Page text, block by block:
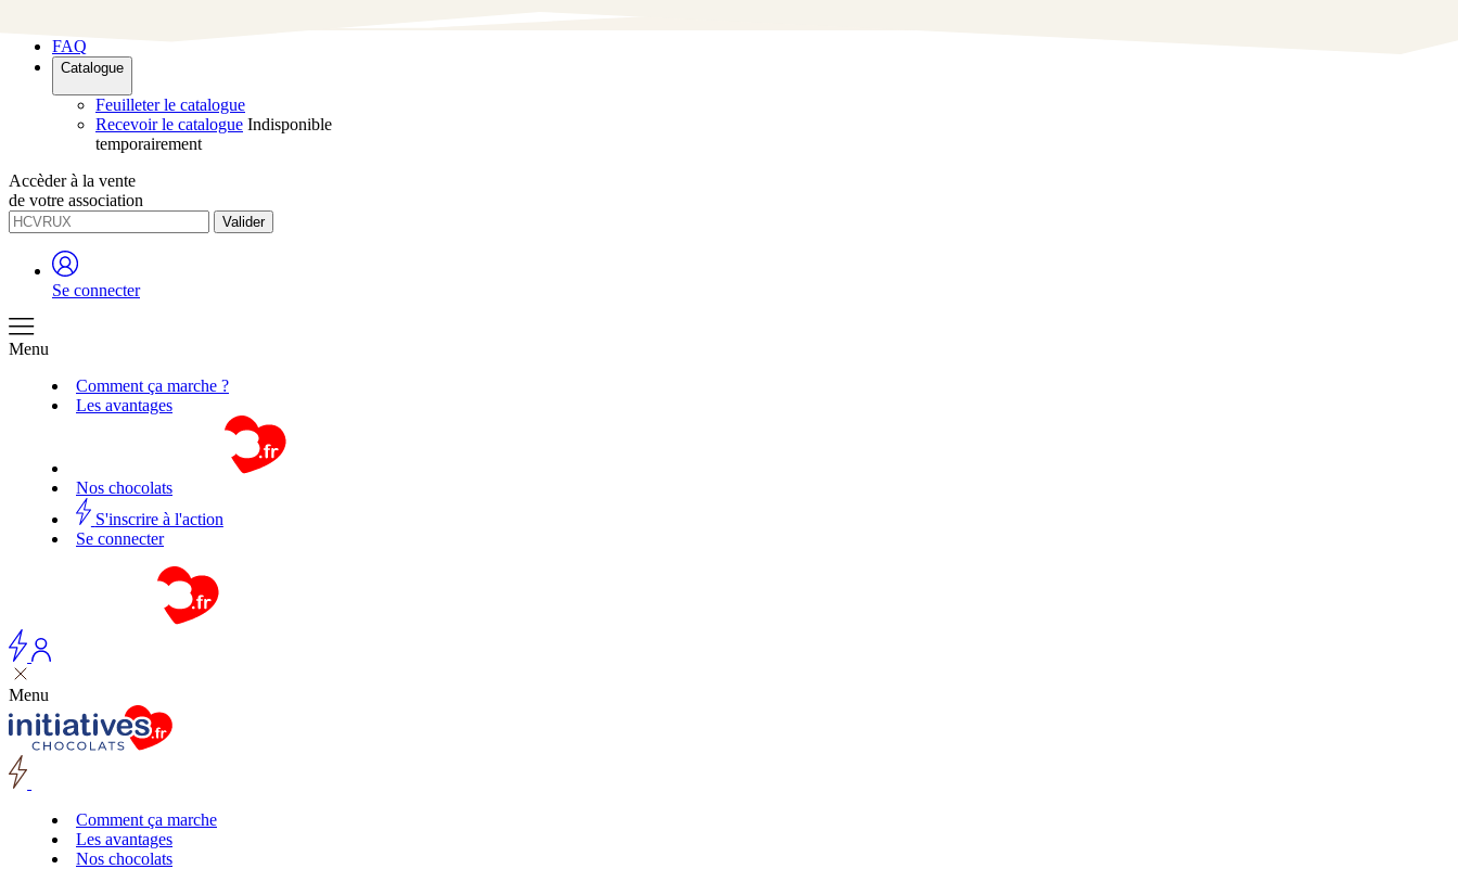
FAQ
Catalogue
Feuilleter le catalogue
Recevoir le catalogue Indisponible
temporairement
Accèder à la vente
de votre association
Valider
Se connecter
Menu
Comment ça marche ?
Les avantages
Nos chocolats
S'inscrire à l'action
Se connecter
Menu
Comment ça marche
Les avantages
Nos chocolats